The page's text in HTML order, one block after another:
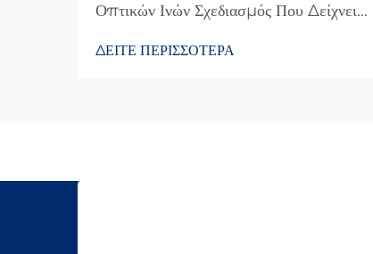
Οπτικών Ινών Σχεδιασμός Που Δείχνει
Δυσκολεύουν την Υποκλοπή Ο λόγος που
ΔΕΙΤΕ ΠΕΡΙΣΣΟΤΕΡΑ